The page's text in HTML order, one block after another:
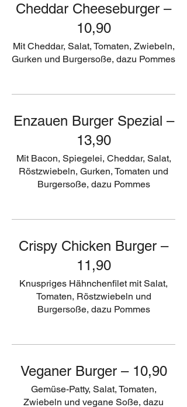
Cheddar Cheeseburger –
10,90
Mit Cheddar, Salat, Tomaten, Zwiebeln,
Gurken und Burgersoße, dazu Pommes
Enzauen Burger Spezial –
13,90
Mit Bacon, Spiegelei, Cheddar, Salat,
Röstzwiebeln, Gurken, Tomaten und
Burgersoße, dazu Pommes
Crispy Chicken Burger –
11,90
Knuspriges Hähnchenfilet mit Salat,
Tomaten, Röstzwiebeln und
Burgersoße, dazu Pommes
Veganer Burger – 10,90
Gemüse-Patty, Salat, Tomaten,
Zwiebeln und vegane Soße, dazu